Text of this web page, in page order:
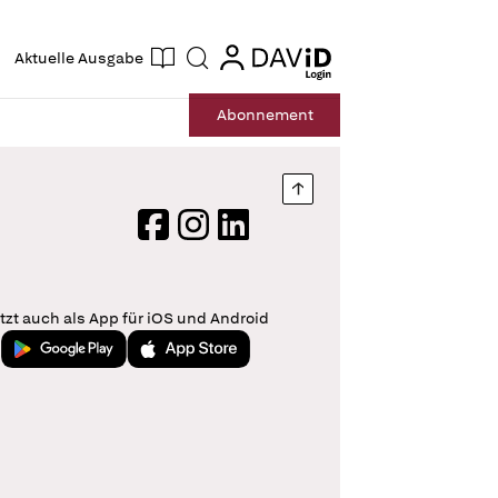
Aktuelle Ausgabe Suche login
login
Abonnement
Nach oben springen
FacebookInstagram
LinkedIn
auch als App für iOS und Android
Jetzt bei Google PlayLaden im App Store